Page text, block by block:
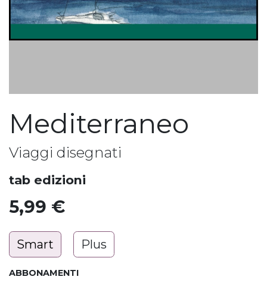
Mediterraneo
Viaggi disegnati
tab edizioni
5,99 €
Smart Plus
ABBONAMENTI